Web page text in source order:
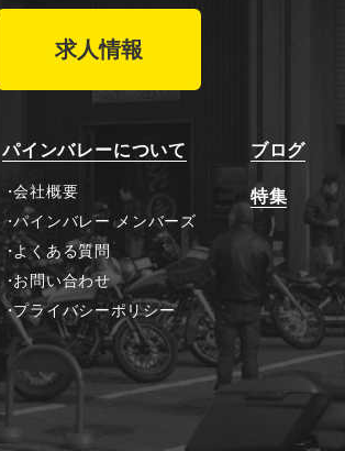
求人情報
パインバレーについて
会社概要
パインバレー メンバーズ
よくある質問
お問い合わせ
プライバシーポリシー
ブログ
特集